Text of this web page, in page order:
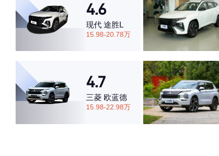
4.6
现代 途胜L
15.98-20.78万
4.7
三菱 欧蓝德
15.98-22.98万